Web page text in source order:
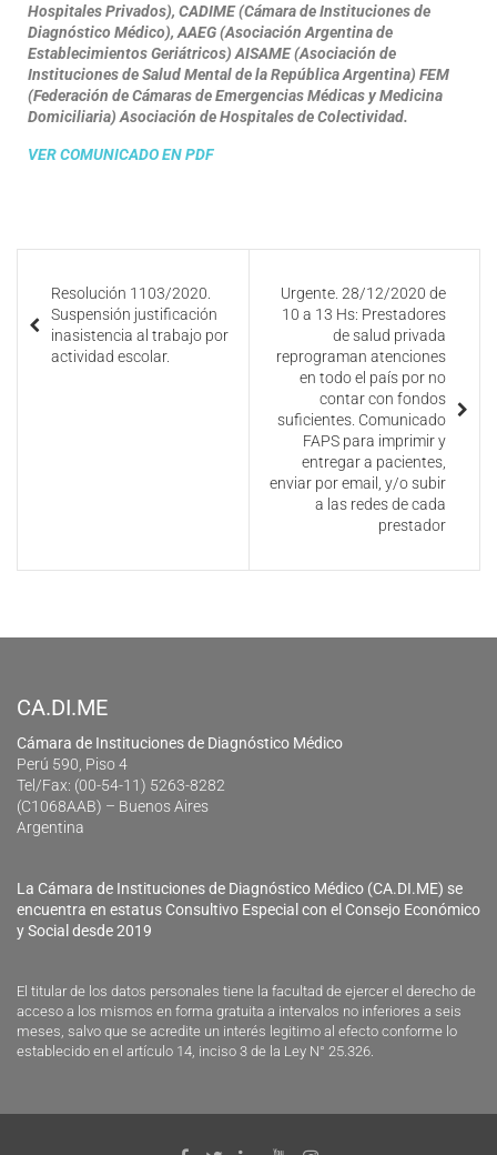
Hospitales Privados), CADIME (Cámara de Instituciones de
Diagnóstico Médico), AAEG (Asociación Argentina de
Establecimientos Geriátricos) AISAME (Asociación de
Instituciones de Salud Mental de la República Argentina) FEM
(Federación de Cámaras de Emergencias Médicas y Medicina
Domiciliaria) Asociación de Hospitales de Colectividad.
VER COMUNICADO EN PDF
Resolución 1103/2020.
Suspensión justificación
inasistencia al trabajo por
actividad escolar.
Urgente. 28/12/2020 de
10 a 13 Hs: Prestadores
de salud privada
reprograman atenciones
en todo el país por no
contar con fondos
suficientes. Comunicado
FAPS para imprimir y
entregar a pacientes,
enviar por email, y/o subir
a las redes de cada
prestador
CA.DI.ME
Cámara de Instituciones de Diagnóstico Médico
Perú 590, Piso 4
Tel/Fax: (00-54-11) 5263-8282
(C1068AAB) – Buenos Aires
Argentina
La Cámara de Instituciones de Diagnóstico Médico (CA.DI.ME) se
encuentra en estatus Consultivo Especial con el Consejo Económico
y Social desde 2019
El titular de los datos personales tiene la facultad de ejercer el derecho de
acceso a los mismos en forma gratuita a intervalos no inferiores a seis
meses, salvo que se acredite un interés legitimo al efecto conforme lo
establecido en el artículo 14, inciso 3 de la Ley N° 25.326.